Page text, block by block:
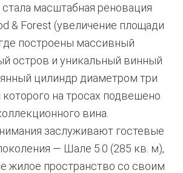
масштабная реновация
& Forest (увеличение площади
построены массивный
остров и уникальный винный
цилиндр диаметром три
которого на тросах подвешено
вина
заслуживают гостевые
— Шале 5.0 (285 кв. м),
жилое пространство со своим